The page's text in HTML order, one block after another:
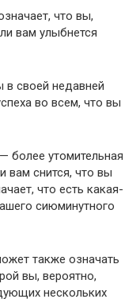
что вы,
вам улыбнется
в своей недавней
во всем, что вы
— более утомительная
вам снится, что вы
что есть какая-
сиюминутного
также означать
вы, вероятно,
нескольких